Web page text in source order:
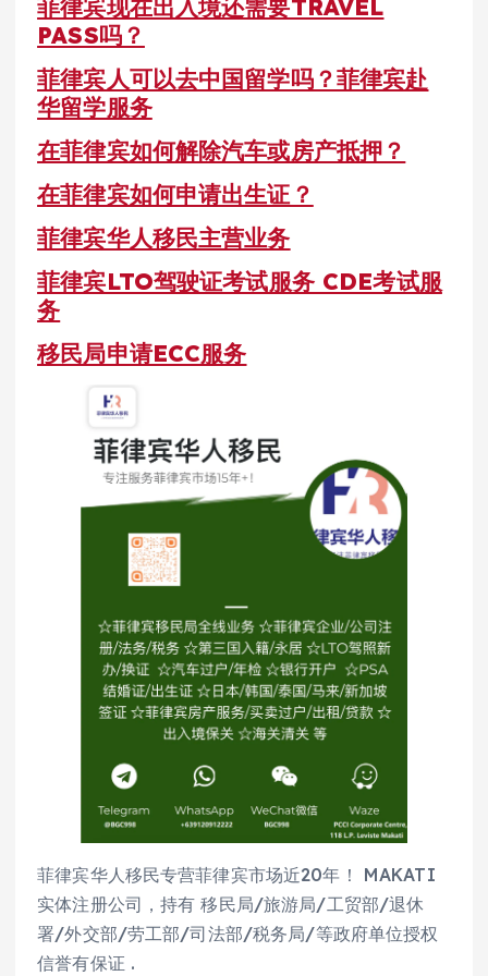
菲律宾现在出入境还需要TRAVEL
PASS吗？
菲律宾人可以去中国留学吗？菲律宾赴
华留学服务
在菲律宾如何解除汽车或房产抵押？
在菲律宾如何申请出生证？
菲律宾华人移民主营业务
菲律宾LTO驾驶证考试服务 CDE考试服
务
移民局申请ECC服务
菲律宾华人移民专营菲律宾市场近20年！ MAKATI
实体注册公司，持有 移民局/旅游局/工贸部/退休
署/外交部/劳工部/司法部/税务局/等政府单位授权
信誉有保证 .